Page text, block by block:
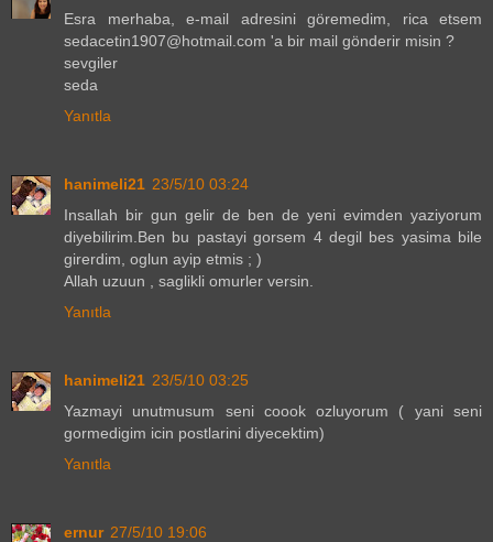
Esra merhaba, e-mail adresini göremedim, rica etsem
sedacetin1907@hotmail.com 'a bir mail gönderir misin ?
sevgiler
seda
Yanıtla
hanimeli21 23/5/10 03:24
Insallah bir gun gelir de ben de yeni evimden yaziyorum
diyebilirim.Ben bu pastayi gorsem 4 degil bes yasima bile
girerdim, oglun ayip etmis ; )
Allah uzuun , saglikli omurler versin.
Yanıtla
hanimeli21 23/5/10 03:25
Yazmayi unutmusum seni coook ozluyorum ( yani seni
gormedigim icin postlarini diyecektim)
Yanıtla
ernur 27/5/10 19:06